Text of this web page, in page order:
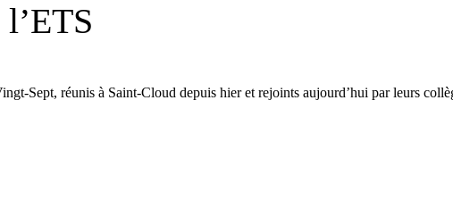
Sept, réunis à Saint-Cloud depuis hier et rejoints aujourd’hui par leurs